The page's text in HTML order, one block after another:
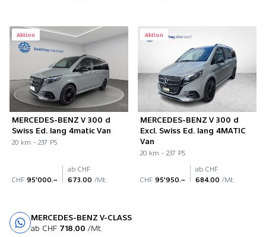
Aktion
MERCEDES-BENZ V 300 d
Swiss Ed. lang 4matic Van
20 km - 237 PS
CHF 95'000.–
ab CHF
673.00 /Mt.
Aktion
MERCEDES-BENZ V 300 d
Excl. Swiss Ed. lang 4MATIC
Van
20 km - 237 PS
CHF 95'950.–
ab CHF
684.00 /Mt.
MERCEDES-BENZ V-CLASS
ab CHF 718.00 /Mt.